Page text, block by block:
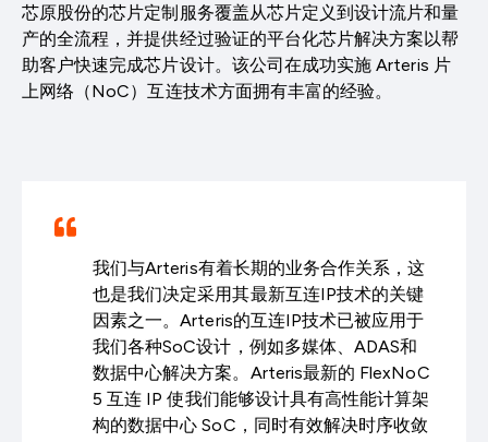
芯原股份的芯片定制服务覆盖从芯片定义到设计流片和量
产的全流程，并提供经过验证的平台化芯片解决方案以帮
助客户快速完成芯片设计。该公司在成功实施 Arteris 片
上网络（NoC）互连技术方面拥有丰富的经验。
我们与Arteris有着长期的业务合作关系，这
也是我们决定采用其最新互连IP技术的关键
因素之一。Arteris的互连IP技术已被应用于
我们各种SoC设计，例如多媒体、ADAS和
数据中心解决方案。Arteris最新的 FlexNoC
5 互连 IP 使我们能够设计具有高性能计算架
构的数据中心 SoC，同时有效解决时序收敛